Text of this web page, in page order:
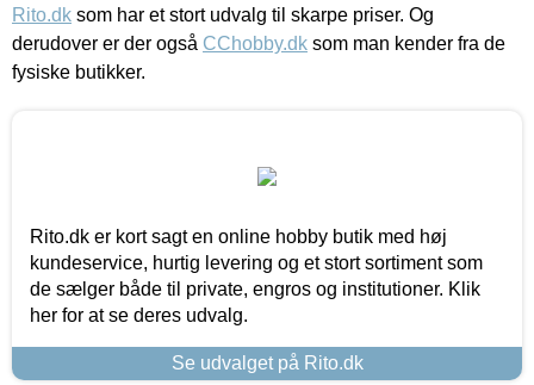
Rito.dk som har et stort udvalg til skarpe priser. Og
derudover er der også CChobby.dk som man kender fra de
fysiske butikker.
Rito.dk er kort sagt en online hobby butik med høj
kundeservice, hurtig levering og et stort sortiment som
de sælger både til private, engros og institutioner. Klik
her for at se deres udvalg.
Se udvalget på Rito.dk